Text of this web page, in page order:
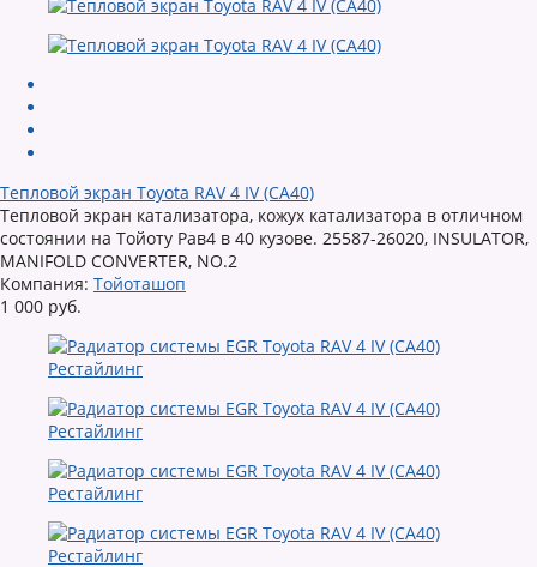
Тепловой экран Toyota RAV 4 IV (CA40)
Тепловой экран катализатора, кожух катализатора в отличном
состоянии на Тойоту Рав4 в 40 кузове. 25587-26020, INSULATOR,
MANIFOLD CONVERTER, NO.2
Компания: Тойоташоп
1 000 руб.